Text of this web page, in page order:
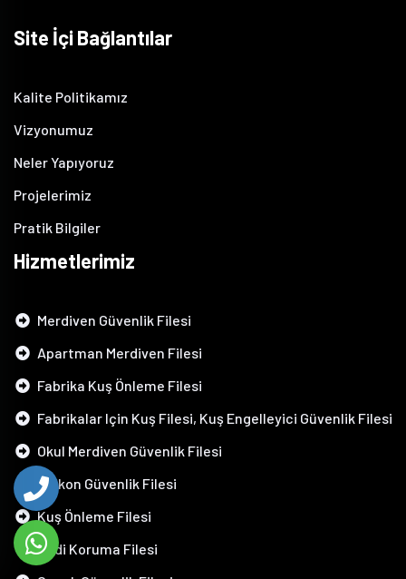
Site İçi Bağlantılar
Kalite Politikamız
Vizyonumuz
Neler Yapıyoruz
Projelerimiz
Pratik Bilgiler
Hizmetlerimiz
Merdiven Güvenlik Filesi
Apartman Merdiven Filesi
Fabrika Kuş Önleme Filesi
Fabrikalar Için Kuş Filesi, Kuş Engelleyici Güvenlik Filesi
Okul Merdiven Güvenlik Filesi
Balkon Güvenlik Filesi
Kuş Önleme Filesi
Kedi Koruma Filesi